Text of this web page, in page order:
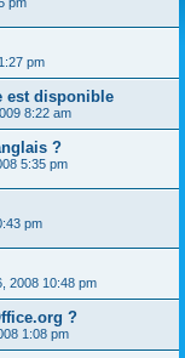
pm
est disponible
8:22 am
?
5:35 pm
pm
2008 10:48 pm
?
1:08 pm